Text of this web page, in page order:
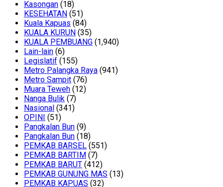
Kasongan (18)
KESEHATAN (51)
Kuala Kapuas (84)
KUALA KURUN (35)
KUALA PEMBUANG (1,940)
Lain-lain (6)
Legislatif (155)
Metro Palangka Raya (941)
Metro Sampit (76)
Muara Teweh (12)
Nanga Bulik (7)
Nasional (341)
OPINI (51)
Pangkalan Bun (9)
Pangkalan Bun (18)
PEMKAB BARSEL (551)
PEMKAB BARTIM (7)
PEMKAB BARUT (412)
PEMKAB GUNUNG MAS (13)
PEMKAB KAPUAS (32)